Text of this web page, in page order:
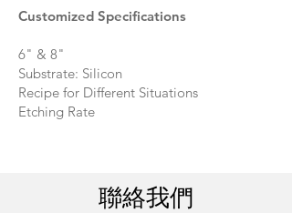
Customized Specifications
6" & 8"
Substrate: Silicon
Recipe for Different Situations
Etching Rate
聯絡我們